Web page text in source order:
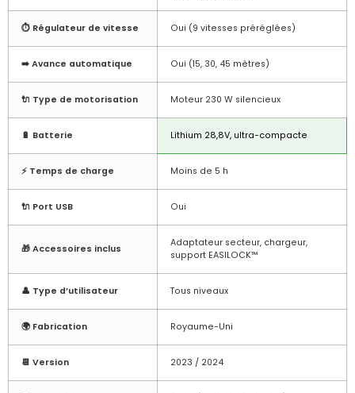
⏱️ Régulateur de vitesse Oui (9 vitesses préréglées)
➡️ Avance automatique Oui (15, 30, 45 mètres)
🔌 Type de motorisation Moteur 230 W silencieux
🔋 Batterie Lithium 28,8V, ultra-compacte
⚡ Temps de charge Moins de 5 h
🔌 Port USB Oui
🎁 Accessoires inclus
Adaptateur secteur, chargeur,
support EASILOCK™
👤 Type d’utilisateur Tous niveaux
🌍 Fabrication Royaume-Uni
📆 Version 2023 / 2024